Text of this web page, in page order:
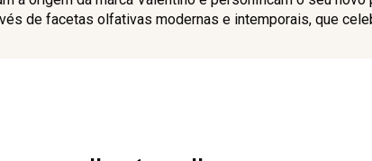
de facetas olfativas modernas e intemporais, que